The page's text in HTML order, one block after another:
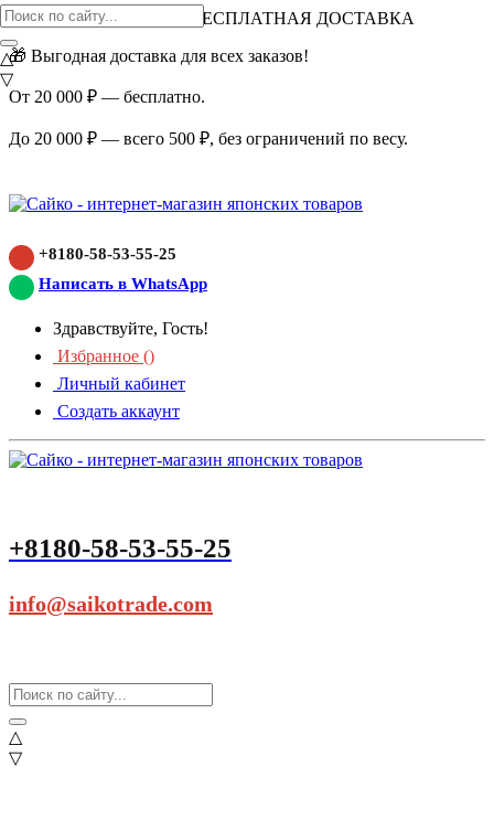
ВНИМАНИЕ АКЦИЯ!
БЕСПЛАТНАЯ ДОСТАВКА
🎁 Выгодная доставка для всех заказов!
От 20 000 ₽ — бесплатно.
До 20 000 ₽ — всего 500 ₽, без ограничений по весу.
+8180-58-53-55-25
Написать в WhatsApp
Здравствуйте, Гость!
Избранное ()
Личный кабинет
Создать аккаунт
+8180-58-53-55-25
info@saikotrade.com
△
▽
△
▽